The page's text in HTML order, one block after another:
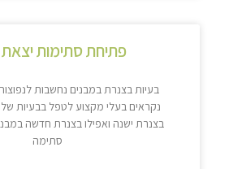
פתיחת סתימות
בעיות בצנרת במבנים נחשבות
נקראים בעלי מקצוע לטפל בבעיות של
בצנרת ישנה ואפילו בצנרת חדשה
סתימה